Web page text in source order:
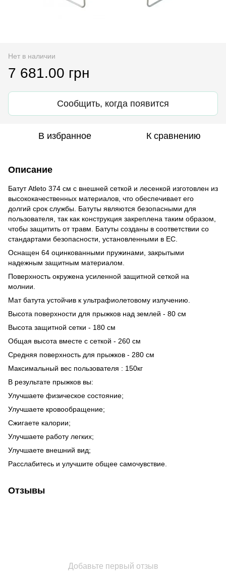
Нет в наличии
7 681.00 грн
Сообщить, когда появится
В избранное К сравнению
Описание
Батут Atleto 374 см с внешней сеткой и лесенкой изготовлен из
высококачественных материалов, что обеспечивает его
долгий срок службы. Батуты являются безопасными для
пользователя, так как конструкция закреплена таким образом,
чтобы защитить от травм. Батуты созданы в соответствии со
стандартами безопасности, установленными в ЕС.
Оснащен 64 оцинкованными пружинами, закрытыми
надежным защитным материалом.
Поверхность окружена усиленной защитной сеткой на
молнии.
Мат батута устойчив к ультрафиолетовому излучению.
Высота поверхности для прыжков над землей - 80 см
Высота защитной сетки - 180 см
Общая высота вместе с сеткой - 260 см
Средняя поверхность для прыжков - 280 см
Максимальный вес пользователя : 150кг
В результате прыжков вы:
Улучшаете физическое состояние;
Улучшаете кровообращение;
Сжигаете калории;
Улучшаете работу легких;
Улучшаете внешний вид;
Расслабитесь и улучшите общее самочувствие.
Отзывы
Добавьте первый отзыв